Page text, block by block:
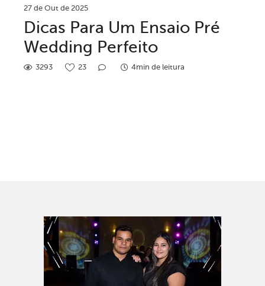
27 de Out de 2025
Dicas Para Um Ensaio Pré
Wedding Perfeito
3293 23 4min de leitura